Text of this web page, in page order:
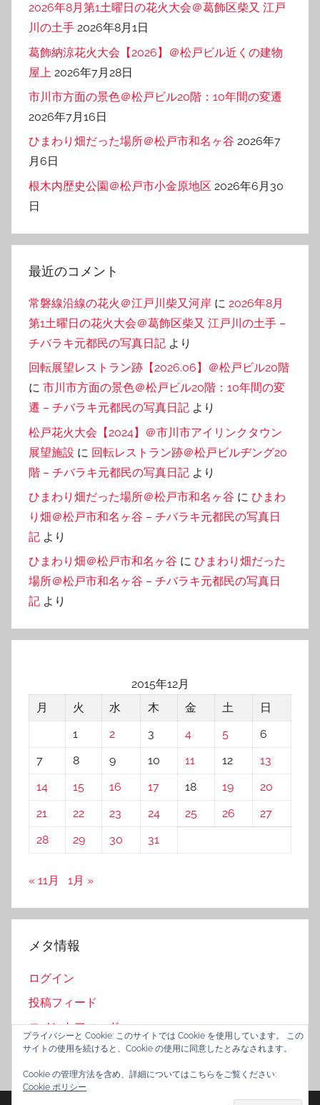
2026年8月第1土曜日の花火大会＠葛飾区柴又 江戸
川の土手 2026年8月1日
葛飾納涼花火大会【2026】＠松戸ビル近くの建物
屋上 2026年7月28日
市川市方面の景色＠松戸ビル20階：10年間の変遷
2026年7月16日
ひまわり畑だった場所＠松戸市和名ヶ谷 2026年7
月6日
根木内歴史公園＠松戸市小金原地区 2026年6月30
日
最近のコメント
常磐線沿線の花火＠江戸川柴又河岸 に 2026年8月
第1土曜日の花火大会＠葛飾区柴又 江戸川の土手 –
チバラキ元都民の写真日記 より
回転展望レストラン跡【2026.06】＠松戸ビル20階
に 市川市方面の景色＠松戸ビル20階：10年間の変
遷 – チバラキ元都民の写真日記 より
松戸花火大会【2024】＠市川市アイリンクタウン
展望施設 に 回転レストラン跡＠松戸ビルヂング20
階 – チバラキ元都民の写真日記 より
ひまわり畑だった場所＠松戸市和名ヶ谷 に ひまわ
り畑＠松戸市和名ヶ谷 – チバラキ元都民の写真日
記 より
ひまわり畑＠松戸市和名ヶ谷 に ひまわり畑だった
場所＠松戸市和名ヶ谷 – チバラキ元都民の写真日
記 より
2015年12月
月
火 水 木 金 土
日
1
2 3 4 5
6
7
8 9 10 11 12
13
14
15 16 17 18 19
20
21
22 23 24 25 26
27
28
29 30 31
« 11月 1月 »
メタ情報
ログイン
投稿フィード
コメントフィード
WordPress.org
プライバシーと Cookie: このサイトでは Cookie を使用しています。 この
サイトの使用を続けると、Cookie の使用に同意したとみなされます。
Cookie の管理方法を含め、詳細についてはこちらをご覧ください:
Cookie ポリシー